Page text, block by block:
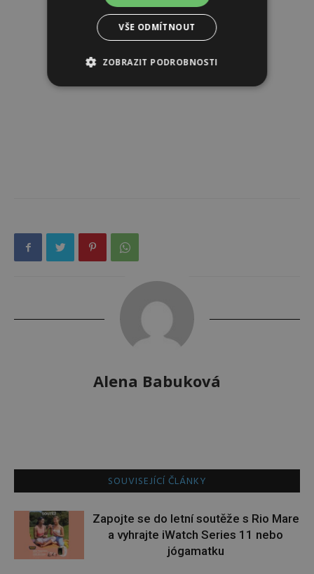
Alena Babuková
SOUVISEJÍCÍ ČLÁNKY
Zapojte se do letní soutěže s Rio Mare
a vyhrajte iWatch Series 11 nebo
jógamatku
VŠE ODMÍTNOUT
ZOBRAZIT PODROBNOSTI